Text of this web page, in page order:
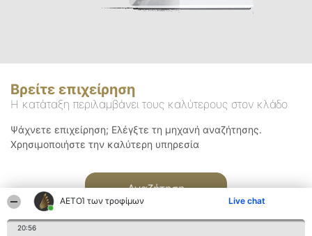
ΑΕΤΟΊ των τροφίμων Live chat
20:56
Βρείτε επιχείρηση
Η κατάταξη περιλαμβάνει τους καλύτερους στον κλάδο
Ψάχνετε επιχείρηση; Ελέγξτε τη μηχανή αναζήτησης.
Χρησιμοποιήστε την καλύτερη υπηρεσία
Αναζήτηση